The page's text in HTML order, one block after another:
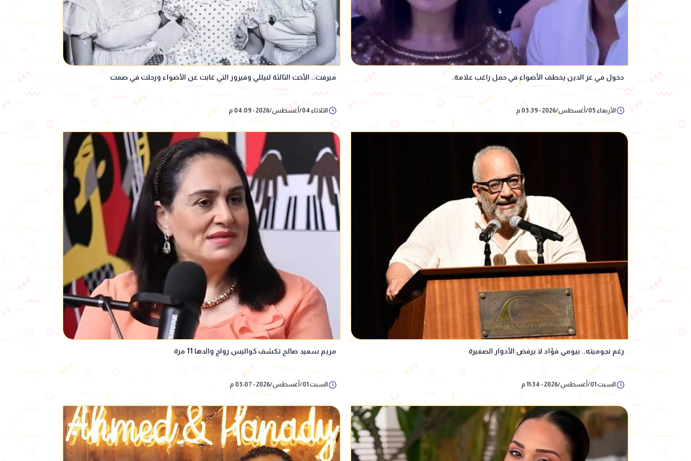
دخول مي عز الدين يخطف الأضواء في حفل راغب علامة.
الأربعاء 05/أغسطس/2026 - 03:39 م
ميرفت.. الأخت الثالثة لنيللي وفيروز التي غابت عن الأضواء ورحلت في صمت
الثلاثاء 04/أغسطس/2026 - 04:09 م
رغم نجوميته.. بيومي فؤاد لا يرفض الأدوار الصغيرة
السبت 01/أغسطس/2026 - 11:34 م
مريم سعيد صالح تكشف كواليس زواج والدها 11 مرة
السبت 01/أغسطس/2026 - 03:07 م